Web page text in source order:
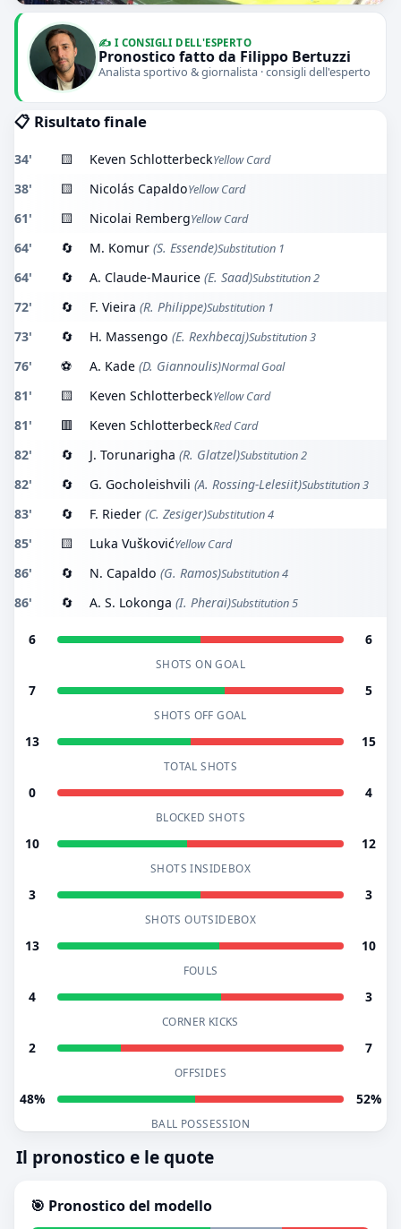
✍️ I CONSIGLI DELL'ESPERTO
Pronostico fatto da Filippo Bertuzzi
Analista sportivo & giornalista · consigli dell'esperto
📋 Risultato finale
34' 🟨 Keven SchlotterbeckYellow Card
38' 🟨 Nicolás CapaldoYellow Card
61' 🟨 Nicolai RembergYellow Card
64' 🔄 M. Komur (S. Essende)Substitution 1
64' 🔄 A. Claude-Maurice (E. Saad)Substitution 2
72' 🔄 F. Vieira (R. Philippe)Substitution 1
73' 🔄 H. Massengo (E. Rexhbecaj)Substitution 3
76' ⚽ A. Kade (D. Giannoulis)Normal Goal
81' 🟨 Keven SchlotterbeckYellow Card
81' 🟥 Keven SchlotterbeckRed Card
82' 🔄 J. Torunarigha (R. Glatzel)Substitution 2
82' 🔄 G. Gocholeishvili (A. Rossing-Lelesiit)Substitution 3
83' 🔄 F. Rieder (C. Zesiger)Substitution 4
85' 🟨 Luka VuškovićYellow Card
86' 🔄 N. Capaldo (G. Ramos)Substitution 4
86' 🔄 A. S. Lokonga (I. Pherai)Substitution 5
6 6
SHOTS ON GOAL
7 5
SHOTS OFF GOAL
13 15
TOTAL SHOTS
0 4
BLOCKED SHOTS
10 12
SHOTS INSIDEBOX
3 3
SHOTS OUTSIDEBOX
13 10
FOULS
4 3
CORNER KICKS
2 7
OFFSIDES
48% 52%
BALL POSSESSION
Il pronostico e le quote
🎯 Pronostico del modello